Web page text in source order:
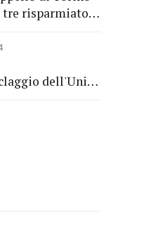
tre risparmiatori
dell'Unità